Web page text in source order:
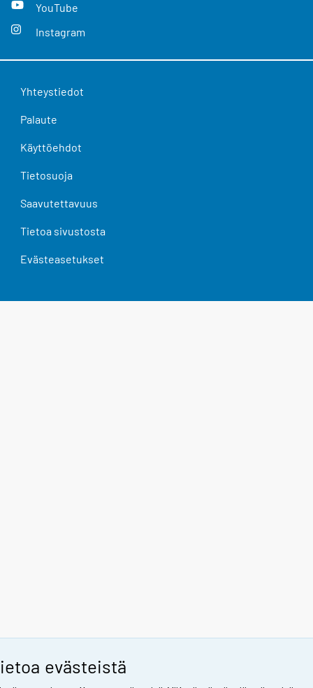
evästeistä
YouTube
Instagram
Yhteystiedot
Palaute
Käyttöehdot
Tietosuoja
Saavutettavuus
Tietoa sivustosta
Evästeasetukset